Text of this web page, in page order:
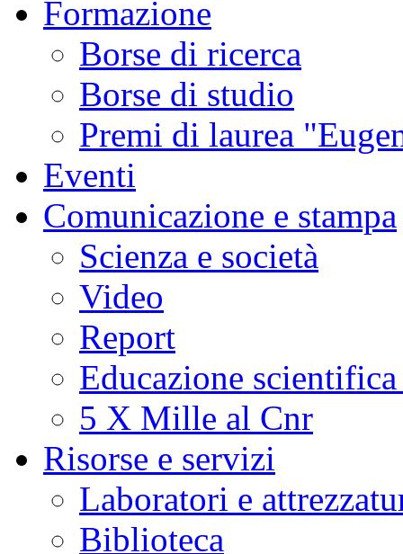
Formazione
Borse di ricerca
Borse di studio
Premi di laurea
Eventi
Comunicazione e stampa
Scienza e società
Video
Report
Educazione
5 X Mille al Cnr
Risorse e servizi
Laboratori e
Biblioteca